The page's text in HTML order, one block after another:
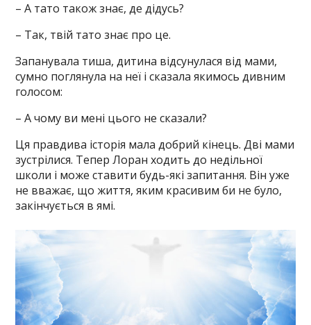
– А тато також знає, де дідусь?
– Так, твій тато знає про це.
Запанувала тиша, дитина відсунулася від мами,
сумно поглянула на неї і сказала якимось дивним
голосом:
– А чому ви мені цього не сказали?
Ця правдива історія мала добрий кінець. Дві мами
зустрілися. Тепер Лоран ходить до недільної
школи і може ставити будь-які запитання. Він уже
не вважає, що життя, яким красивим би не було,
закінчується в ямі.